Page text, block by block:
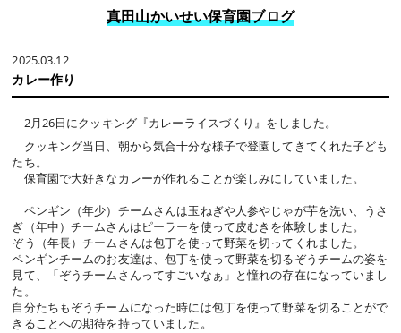
真田山かいせい保育園ブログ
2025.03.12
カレー作り
2月26日にクッキング『カレーライスづくり』をしました。
クッキング当日、朝から気合十分な様子で登園してきてくれた子ども
たち。
保育園で大好きなカレーが作れることが楽しみにしていました。
ペンギン（年少）チームさんは玉ねぎや人参やじゃが芋を洗い、うさ
ぎ（年中）チームさんはピーラーを使って皮むきを体験しました。
ぞう（年長）チームさんは包丁を使って野菜を切ってくれました。
ペンギンチームのお友達は、包丁を使って野菜を切るぞうチームの姿を
見て、「ぞうチームさんってすごいなぁ」と憧れの存在になっていまし
た。
自分たちもぞうチームになった時には包丁を使って野菜を切ることがで
きることへの期待を持っていました。